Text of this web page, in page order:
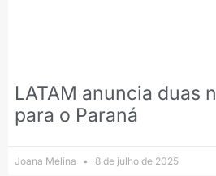
LATAM anuncia duas
para o Paraná
Joana Melina 8 de julho de 2025